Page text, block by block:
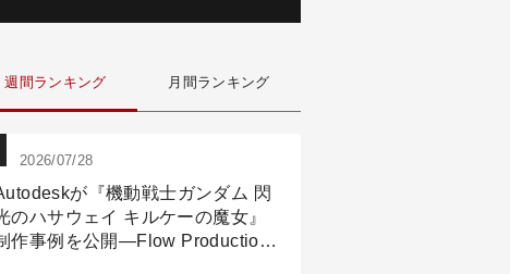
週間ランキング 月間ランキング
2026/07/28
が『機動戦士ガンダム 閃
のハサウェイ キルケーの魔女』
作事例を公開―Flow Production